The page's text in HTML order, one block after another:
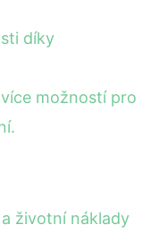
díky
možností pro
životní náklady